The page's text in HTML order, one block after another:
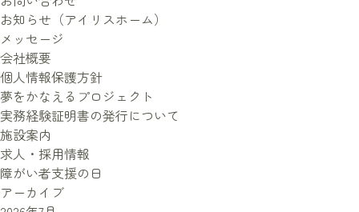
施設の違い
ご入居までの流れ
よくあるご質問
お知らせ（アイリスホーム）
メッセージ
会社概要
個人情報保護方針
夢をかなえるプロジェクト
実務経験証明書の発行について
施設案内
求人・採用情報
障がい者支援の日
アーカイブ